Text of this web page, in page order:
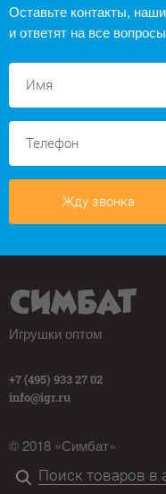
Оставьте контакты,
и ответят на все вопросы
Жду звонка
Игрушки оптом
+7 (495) 933 27 02
info@igr.ru
© 2018 «Симбат»